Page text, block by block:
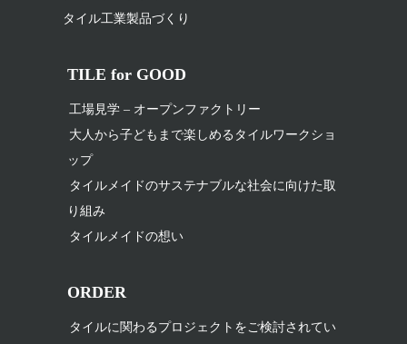
タイル工業製品づくり
TILE for GOOD
工場見学 – オープンファクトリー
大人から子どもまで楽しめるタイルワークショ
ップ
タイルメイドのサステナブルな社会に向けた取
り組み
タイルメイドの想い
ORDER
タイルに関わるプロジェクトをご検討されてい